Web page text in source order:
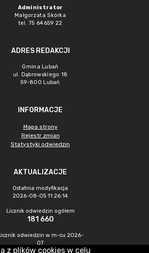
Administrator
Małgorzata Skórka
tel. 75 64659 22
ADRES REDAKCJI
Gmina Lubań
ul. Dąbrowskiego 18
59-800 Lubań
INFORMACJE
Mapa strony
Rejestr zmian
Statystyki odwiedzin
AKTUALIZACJE
Ostatnia modyfikacja
2026-08-05 11:26:14
Licznik odwiedzin ogółem
181 660
odwiedzin w m-cu 2026-
07
251
z plików cookies w celu